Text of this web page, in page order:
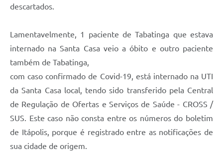
Enquete
Agenda
e-SIC
descartados.
Lamentavelmente, 1 paciente de Tabatinga que estava
internado na Santa Casa veio a óbito e outro paciente
também de Tabatinga,
com caso confirmado de Covid-19, está internado na UTI
da Santa Casa local, tendo sido transferido pela Central
de Regulação de Ofertas e Serviços de Saúde - CROSS /
SUS. Este caso não consta entre os números do boletim
de Itápolis, porque é registrado entre as notificações de
sua cidade de origem.